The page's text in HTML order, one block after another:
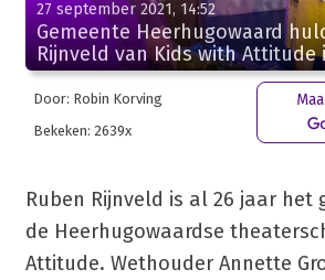
27 september 2021, 14:52
Gemeente Heerhugowaard
Rijnveld van Kids with Attitude
Door: Robin Korving
Bekeken: 2639x
Ruben Rijnveld is al 26 jaar het
de Heerhugowaardse
Attitude. Wethouder Annette